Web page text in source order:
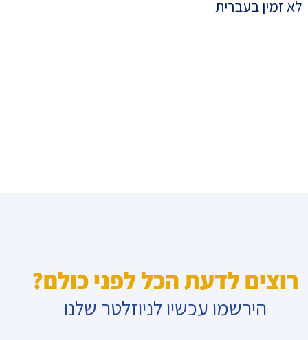
לא זמין בעברית
רוצים לדעת הכל לפני כולם?
הירשמו עכשיו לניוזלטר שלנו